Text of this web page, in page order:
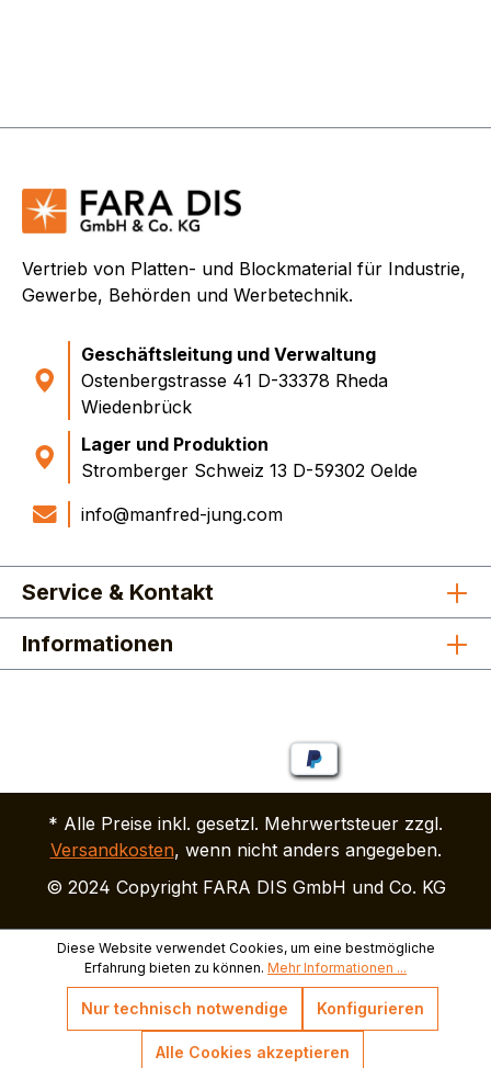
Vertrieb von Platten- und Blockmaterial für Industrie,
Gewerbe, Behörden und Werbetechnik.
Geschäftsleitung und Verwaltung
Ostenbergstrasse 41 D-33378 Rheda
Wiedenbrück
Lager und Produktion
Stromberger Schweiz 13 D-59302 Oelde
info@manfred-jung.com
Service & Kontakt
Informationen
* Alle Preise inkl. gesetzl. Mehrwertsteuer zzgl.
Versandkosten, wenn nicht anders angegeben.
© 2024 Copyright FARA DIS GmbH und Co. KG
Diese Website verwendet Cookies, um eine bestmögliche
Erfahrung bieten zu können. Mehr Informationen ...
Nur technisch notwendige Konfigurieren
Alle Cookies akzeptieren